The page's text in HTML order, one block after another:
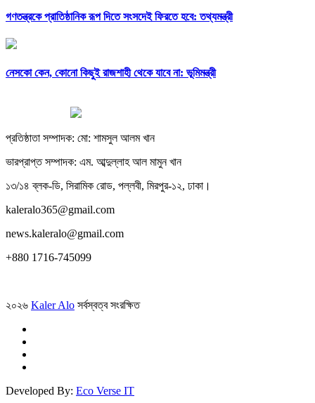
গণতন্ত্রকে প্রাতিষ্ঠানিক রূপ দিতে সংসদেই ফিরতে হবে: তথ্যমন্ত্রী
নেসকো কেন, কোনো কিছুই রাজশাহী থেকে যাবে না: ভূমিমন্ত্রী
প্রতিষ্ঠাতা সম্পাদক: মো: শামসুল আলম খান
ভারপ্রাপ্ত সম্পাদক: এম. আব্দুল্লাহ আল মামুন খান
১৩/১৪ ব্লক-ডি, সিরামিক রোড, পল্লবী, মিরপুর-১২, ঢাকা।
kaleralo365@gmail.com
news.kaleralo@gmail.com
+880 1716-745099
২০২৬ Kaler Alo সর্বস্বত্ব সংরক্ষিত
Developed By: Eco Verse IT